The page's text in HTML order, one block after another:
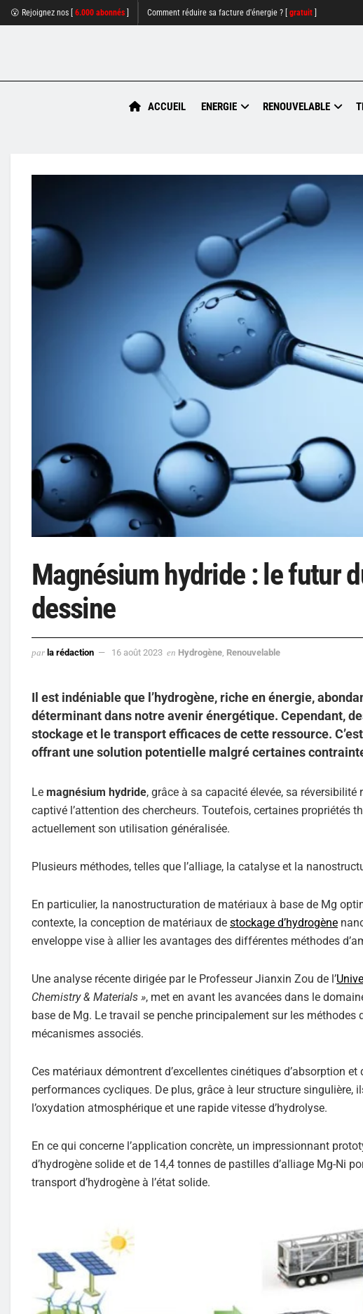
😮 Rejoignez nos [ 6.000 abonnés Comment réduire sa facture d'énergie ? [ gratuit
ACCUEIL ENERGIE RENOUVELABLE
Magnésium hydride : le futur
dessine
par la rédaction 16 août 2023 en Hydrogène Renouvelable
Il est indéniable que l’hydrogène, riche en énergie,
déterminant dans notre avenir énergétique. Cependant,
stockage et le transport efficaces de cette ressource.
offrant une solution potentielle malgré certaines
Le magnésium hydride, grâce à sa capacité élevée, sa
captivé l’attention des chercheurs. Toutefois, certaines propriétés
actuellement son utilisation généralisée.
Plusieurs méthodes, telles que l’alliage, la catalyse et la
En particulier, la nanostructuration de matériaux à base de Mg
contexte, la conception de matériaux de stockage d’hydrogène
enveloppe vise à allier les avantages des différentes méthodes
Une analyse récente dirigée par le Professeur Jianxin Zou de l’
Chemistry & Materials », met en avant les avancées dans le
base de Mg. Le travail se penche principalement sur les
mécanismes associés.
Ces matériaux démontrent d’excellentes cinétiques d’absorption et
performances cycliques. De plus, grâce à leur structure singulière,
l’oxydation atmosphérique et une rapide vitesse d’hydrolyse.
En ce qui concerne l’application concrète, un impressionnant
d’hydrogène solide et de 14,4 tonnes de pastilles d’alliage Mg-Ni
transport d’hydrogène à l’état solide.